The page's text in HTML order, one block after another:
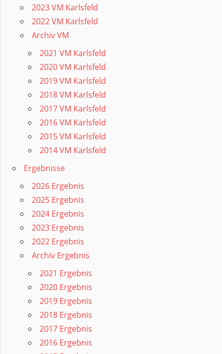
2023 VM Karlsfeld
2022 VM Karlsfeld
Archiv VM
2021 VM Karlsfeld
2020 VM Karlsfeld
2019 VM Karlsfeld
2018 VM Karlsfeld
2017 VM Karlsfeld
2016 VM Karlsfeld
2015 VM Karlsfeld
2014 VM Karlsfeld
Ergebnisse
2026 Ergebnis
2025 Ergebnis
2024 Ergebnis
2023 Ergebnis
2022 Ergebnis
Archiv Ergebnis
2021 Ergebnis
2020 Ergebnis
2019 Ergebnis
2018 Ergebnis
2017 Ergebnis
2016 Ergebnis